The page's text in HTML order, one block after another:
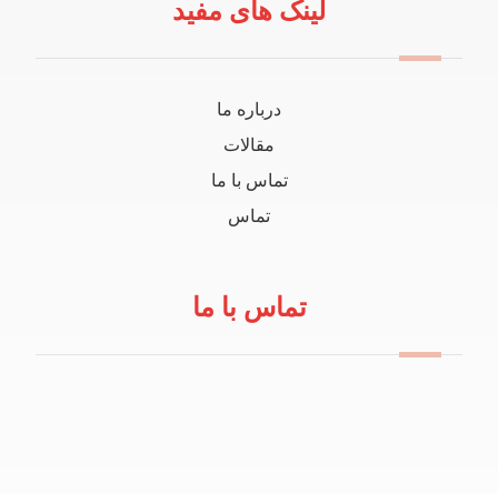
لینک های مفید
درباره ما
مقالات
تماس با ما
تماس
تماس با ما